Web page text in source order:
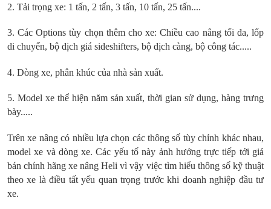
2. Tải trọng xe: 1 tấn, 2 tấn, 3 tấn, 10 tấn, 25 tấn....
3. Các Options tùy chọn thêm cho xe: Chiều cao nâng tối đa, lốp
di chuyển, bộ dịch giá sideshifters, bộ dịch càng, bộ công tác.....
4. Dòng xe, phân khúc của nhà sản xuất.
5. Model xe thể hiện năm sản xuất, thời gian sử dụng, hàng trưng
bày.....
Trên xe nâng có nhiều lựa chọn các thông số tùy chỉnh khác nhau,
model xe và dòng xe. Các yếu tố này ảnh hưởng trực tiếp tới giá
bán chính hãng xe nâng Heli vì vậy việc tìm hiểu thông số kỹ thuật
theo xe là điều tất yếu quan trọng trước khi doanh nghiệp đầu tư
xe.